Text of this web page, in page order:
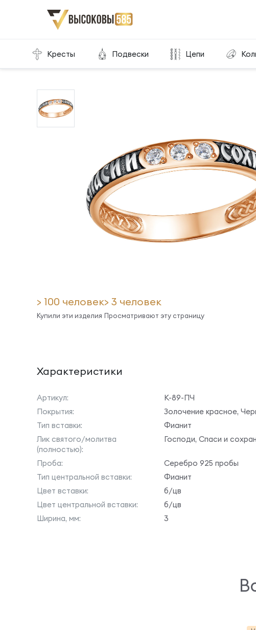
Кресты Подвески Цепи
Главная Склад готовой продукции Кольцо
> 100 человек
Купили эти изделия
> 3 человек
Просматривают эту страницу
Характеристики
Артикул:
К-89-ПЧ
Покрытия:
Золочение красное,
Тип вставки:
Фианит
Лик святого/молитва
(полностью):
Господи, Спаси и
Проба:
Серебро 925 пробы
Тип центральной вставки:
Фианит
Цвет вставки:
б/цв
Цвет центральной вставки:
б/цв
Ширина, мм:
3